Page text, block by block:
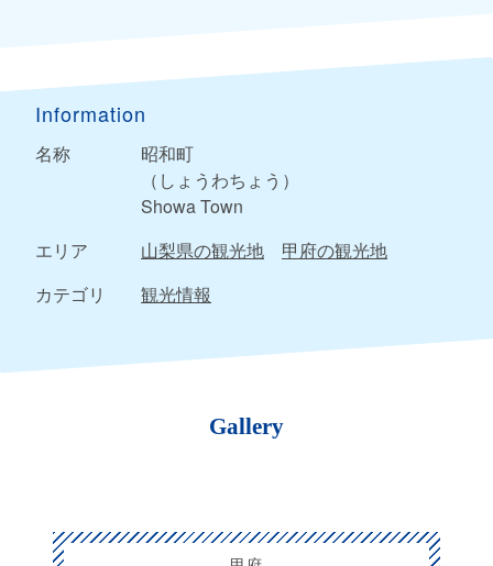
Information
名称
昭和町
（しょうわちょう）
Showa Town
エリア
山梨県の観光地
甲府の観光地
カテゴリ
観光情報
Gallery